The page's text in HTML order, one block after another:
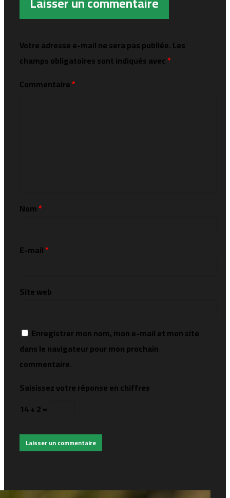
Votre adresse e-mail ne sera pas publiée.Les
champs obligatoires sont indiqués avec*
Commentaire*
Nom*
E-mail*
Site web
Enregistrer mon nom, mon e-mail et mon site
dans le navigateur pour mon prochain
commentaire.
Saisissez votre réponse en chiffres
14 + 2 =